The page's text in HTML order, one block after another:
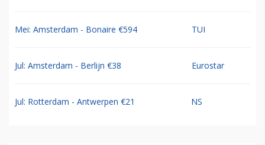
Mei: Amsterdam - Bonaire €594 TUI
Jul: Amsterdam - Berlijn €38 Eurostar
Jul: Rotterdam - Antwerpen €21 NS